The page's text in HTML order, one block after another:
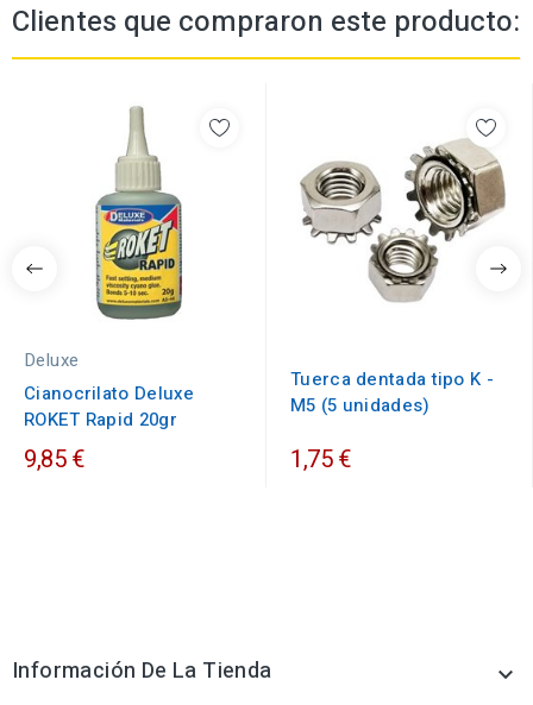
Clientes que compraron este producto:
Deluxe
Cianocrilato Deluxe
ROKET Rapid 20gr
9,85 €
Tuerca dentada tipo K -
M5 (5 unidades)
1,75 €
Información De La Tienda 